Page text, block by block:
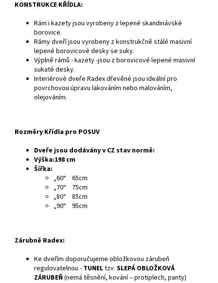
KONSTRUKCE KŘÍDLA:
Rám i kazety jsou vyrobeny z lepené skandinávské
borovice.
Rámy dveří jsou vyrobeny z konstrukčně stálé masivní
lepené borovicové desky se suky.
Výplně rámů - kazety -jsou z borovicové lepené masivní
sukaté desky.
Interiérové dveře Radex dřevěné jsou ideální pro
povrchovou úpravu lakováním nebo malováním,
olejováním.
Rozměry Křídla pro POSUV
Dveře jsou dodávány v CZ stav normě:
Výška:198 cm
Šířka:
„60“ 65cm
„70“ 75cm
„80“ 85cm
„90“ 95cm
Zárubně Radex:
Ke dveřím doporučujeme obložkovou zárubeň
regulovatelnou - TUNELtzv. SLEPÁ OBLOŽKOVÁ
ZÁRUBEŇ(nemá těsnění, kování – protiplech, panty)